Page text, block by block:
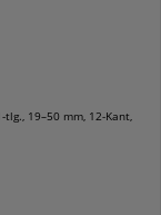
tlg., 19–50 mm, 12-Kant,